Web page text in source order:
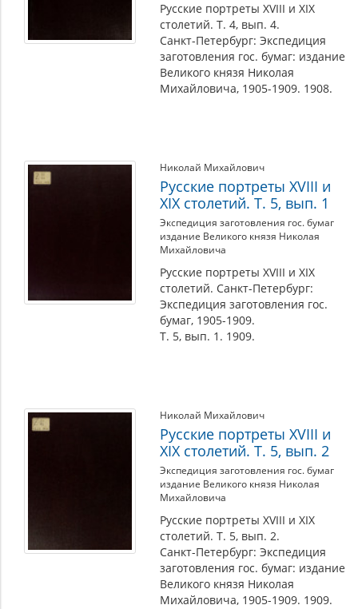
Русские портреты XVIII и XIX
столетий. Т. 4, вып. 4.
Санкт-Петербург: Экспедиция
заготовления гос. бумаг: издание
Великого князя Николая
Михайловича, 1905-1909. 1908.
Николай Михайлович
Русские портреты XVIII и
XIX столетий. Т. 5, вып. 1
Экспедиция заготовления гос. бумаг
издание Великого князя Николая
Михайловича
Русские портреты XVIII и XIX
столетий. Санкт-Петербург:
Экспедиция заготовления гос.
бумаг, 1905-1909.
Т. 5, вып. 1. 1909.
Николай Михайлович
Русские портреты XVIII и
XIX столетий. Т. 5, вып. 2
Экспедиция заготовления гос. бумаг
издание Великого князя Николая
Михайловича
Русские портреты XVIII и XIX
столетий. Т. 5, вып. 2.
Санкт-Петербург: Экспедиция
заготовления гос. бумаг: издание
Великого князя Николая
Михайловича, 1905-1909. 1909.